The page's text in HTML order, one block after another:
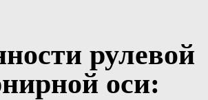
рулевой
оси: